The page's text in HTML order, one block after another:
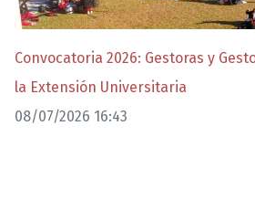
Convocatoria 2026: Gestoras y
la Extensión Universitaria
08/07/2026 16:43